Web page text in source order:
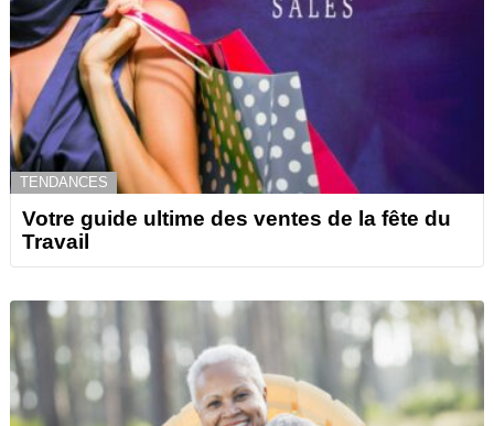
TENDANCES
Votre guide ultime des ventes de la fête du
Travail